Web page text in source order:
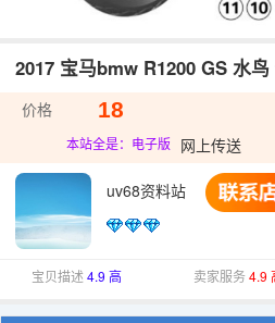
2017 宝马bmw R1200 GS 水
价格 18
本站全是：电子版 网上传送
uv68资料站
宝贝描述 4.9 高 卖家服务4.9